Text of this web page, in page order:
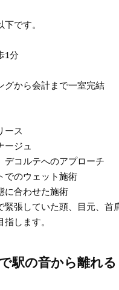
です。
1分
グから会計まで一室完結
ース
ージュ
デコルテへのアプローチ
でのウェット施術
に合わせた施術
緊張していた頭、目元、首
します。
駅の音から離れる